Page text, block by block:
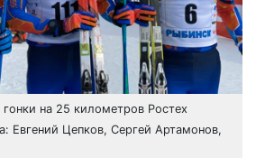
на 25 километров Ростех
Евгений Цепков, Сергей Артамонов,